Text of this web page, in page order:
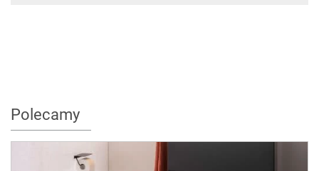
Polecamy